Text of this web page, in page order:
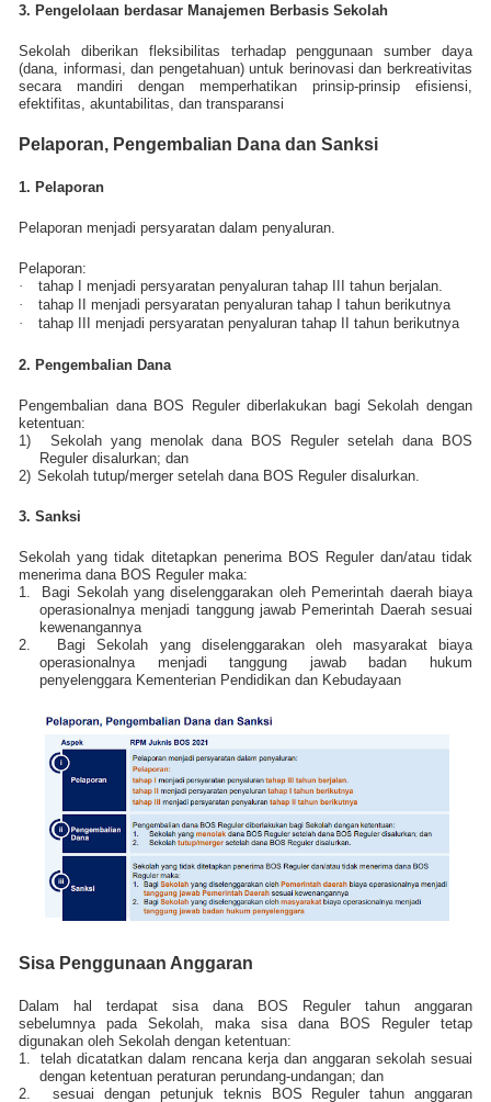
3. Pengelolaan berdasar Manajemen Berbasis Sekolah
Sekolah diberikan fleksibilitas terhadap penggunaan sumber daya
(dana, informasi, dan pengetahuan) untuk berinovasi dan berkreativitas
secara mandiri dengan memperhatikan prinsip-prinsip efisiensi,
efektifitas, akuntabilitas, dan transparansi
Pelaporan, Pengembalian Dana dan Sanksi
1. Pelaporan
Pelaporan menjadi persyaratan dalam penyaluran.
Pelaporan:
·
tahap I menjadi persyaratan penyaluran tahap III tahun berjalan.
·
tahap II menjadi persyaratan penyaluran tahap I tahun berikutnya
·
tahap III menjadi persyaratan penyaluran tahap II tahun berikutnya
2. Pengembalian Dana
Pengembalian dana BOS Reguler diberlakukan bagi Sekolah dengan
ketentuan:
1)
Sekolah yang menolak dana BOS Reguler setelah dana BOS
Reguler disalurkan; dan
2) Sekolah tutup/merger setelah dana BOS Reguler disalurkan.
3. Sanksi
Sekolah yang tidak ditetapkan penerima BOS Reguler dan/atau tidak
menerima dana BOS Reguler maka:
1.
Bagi Sekolah yang diselenggarakan oleh Pemerintah daerah biaya
operasionalnya menjadi tanggung jawab Pemerintah Daerah sesuai
kewenangannya
2.
Bagi Sekolah yang diselenggarakan oleh masyarakat biaya
operasionalnya menjadi tanggung jawab badan hukum
penyelenggara Kementerian Pendidikan dan Kebudayaan
Sisa Penggunaan Anggaran
Dalam hal terdapat sisa dana BOS Reguler tahun anggaran
sebelumnya pada Sekolah, maka sisa dana BOS Reguler tetap
digunakan oleh Sekolah dengan ketentuan:
1.
telah dicatatkan dalam rencana kerja dan anggaran sekolah sesuai
dengan ketentuan peraturan perundang-undangan; dan
2.
sesuai dengan petunjuk teknis BOS Reguler tahun anggaran